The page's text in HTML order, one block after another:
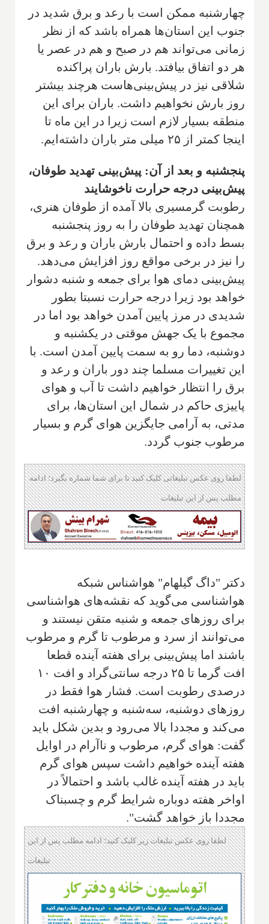
چهارشنبه ممکن است با رعد و برق شدید در
جنوب این استان‌ها همراه باشد که از نظر
زمانی می‌تواند هم در صبح و هم در عصر یا
هر دو اتفاق بیافتد. بارش باران پراکنده
شلاقی نیز در پیش‌بینی‌هاست هرچند بیشتر
روز بارش نخواهیم داشت. باران برای این
منطقه بسیار لازم است زیرا در این ماه تا
اینجا کمتر از ۲۵ میلی متر باران داشته‌ایم.
پنجشنبه و بعد از آن: پیش‌بینی تهدید طوفان،
پیش‌بینی درجه حرارت ناخوشایند
رطوبت گرمسیری بالا آمده از طوفان هنری،
همچنان تهدید طوفان را به روز پنجشنبه
بسط داده و احتمال بارش باران و رعد و برق
را نیز در برخی مواقع روز افزایش می‌دهد.
پیش‌بینی دمای هوا برای جمعه و شنبه دشوار
خواهد بود زیرا درجه حرارت نسبتا بطور
شدیدی در مرز پایین آمدن خواهد بود اما در
مجموع با یک جهش موقتی در یکشنبه و
دوشنبه، دما رو به سمت پایین آمدن است. با
این تغییرات مسلما چند دور باران و رعد و
برق را انتظار خواهیم داشت تا آب و هوای
پاییزی حاکم در شمال این استان‌ها، برای
مدتی، به آرامی جایگزین هوای گرم و بسیار
مرطوب جنوب گردد.
لطفا روی عکس تبلیغاتی کلیک کنید تا برای شما شماره بگیرد؛ ادامه
مطلب پس از این تبلیغات
دکتر "داگ گیلهام" هواشناس شبکه
هواشناسی می‌گوید که نقشه‌های هواشناسی
برای روزهای جمعه و شنبه متقن نیستند و
می‌توانند از سرد و مرطوب تا گرم و مرطوب
باشند اما پیش‌بینی برای هفته آینده قطعا
افت گرما تا ۲۵ درجه سانتی‌گراد و افت ۱۰
درصدی رطوبت است. فشار هوا فقط در
روزهای دوشنبه، سه‌شنبه و چهارشنبه افت
می‌کند و مجددا بالا می‌رود و بدین شکل باید
گفت: هوای گرم، مرطوب و ناآرام در اوایل
هفته آینده خواهیم داشت سپس هوای گرم
باید در هفته آینده غالب باشد و احتمالاً در
اواخر هفته دوباره شرایط گرم و چسبناک
مجددا باز خواهد گشت".
لطفا روی عکس تبلیغات زیر کلیک کنید؛ ادامه مطلب پس از این
تبلیغات